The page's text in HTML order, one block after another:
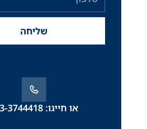
או חייגו: 073-3744418